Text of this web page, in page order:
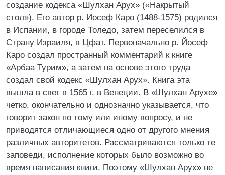
создание кодекса «Шулхан Арух» («Накрытый
стол»). Его автор р. Иосеф Каро (1488-1575) родился
в Испании, в городе Толедо, затем переселился в
Страну Израиля, в Цфат. Первоначально р. Йосеф
Каро создал пространный комментарий к книге
«Арбаа Турим», а затем на основе этого труда
создал свой кодекс «Шулхан Арух». Книга эта
вышла в свет в 1565 г. в Венеции. В «Шулхан Арухе»
четко, окончательно и однозначно указывается, что
говорит закон по тому или иному вопросу, и не
приводятся отличающиеся одно от другого мнения
различных авторитетов. Рассматриваются только те
заповеди, исполнение которых было возможно во
время написания книги. Поэтому «Шулхан Арух» не